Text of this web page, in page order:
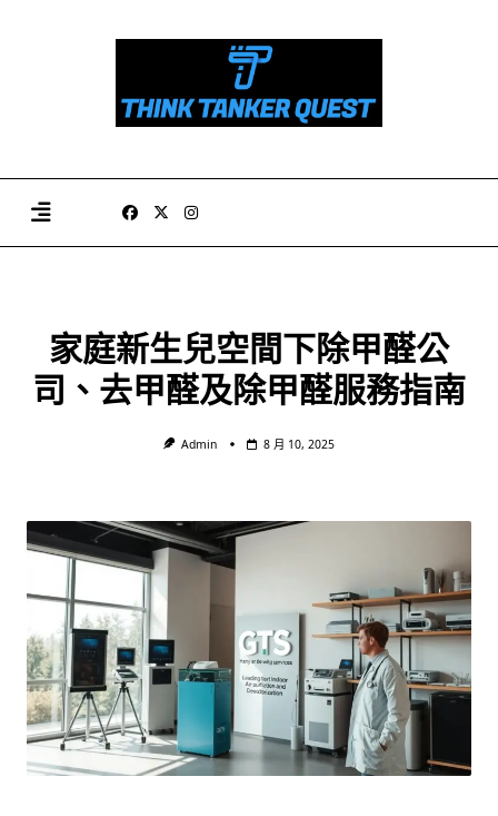
家庭新生兒空間下除甲醛公
司、去甲醛及除甲醛服務指南
Admin 8 月 10, 2025